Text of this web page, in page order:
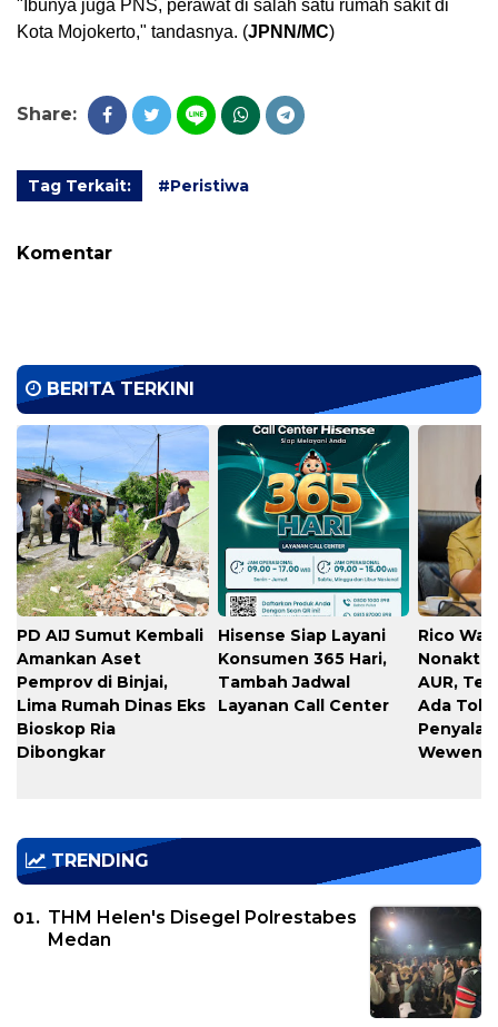
"Ibunya juga PNS, perawat di salah satu rumah sakit di
Kota Mojokerto," tandasnya. (JPNN/MC)
Share:
Tag Terkait: #Peristiwa
Komentar
BERITA TERKINI
PD AIJ Sumut Kembali
Amankan Aset
Pemprov di Binjai,
Lima Rumah Dinas Eks
Bioskop Ria
Dibongkar
Hisense Siap Layani
Konsumen 365 Hari,
Tambah Jadwal
Layanan Call Center
Rico
AUR,
Ada
TRENDING
THM Helen's Disegel Polrestabes
Medan